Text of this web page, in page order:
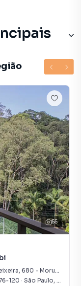
55
, 680 - Morumbi
120 · São Paulo, SP